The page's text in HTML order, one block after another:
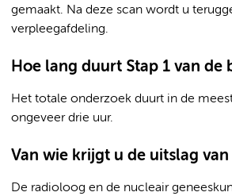
gemaakt. Na deze scan wordt u
verpleegafdeling.
Hoe lang duurt Stap 1 van de
Het totale onderzoek duurt in de
ongeveer drie uur.
Van wie krijgt u de uitslag van
De radioloog en de nucleair